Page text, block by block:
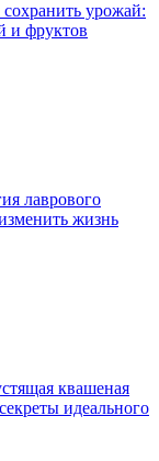
урожай:
и фруктов
лаврового
жизнь
квашеная
идеального